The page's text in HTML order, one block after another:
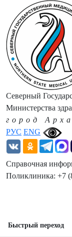
РУС ENG
Северный
Министерства
город
Справочная
Поликлиника: +7
Быстрый переход